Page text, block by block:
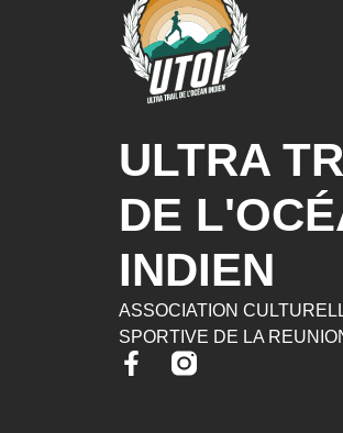
ULTRA
DE
INDIEN
ASSOCIATION
SPORTIVE DE LA